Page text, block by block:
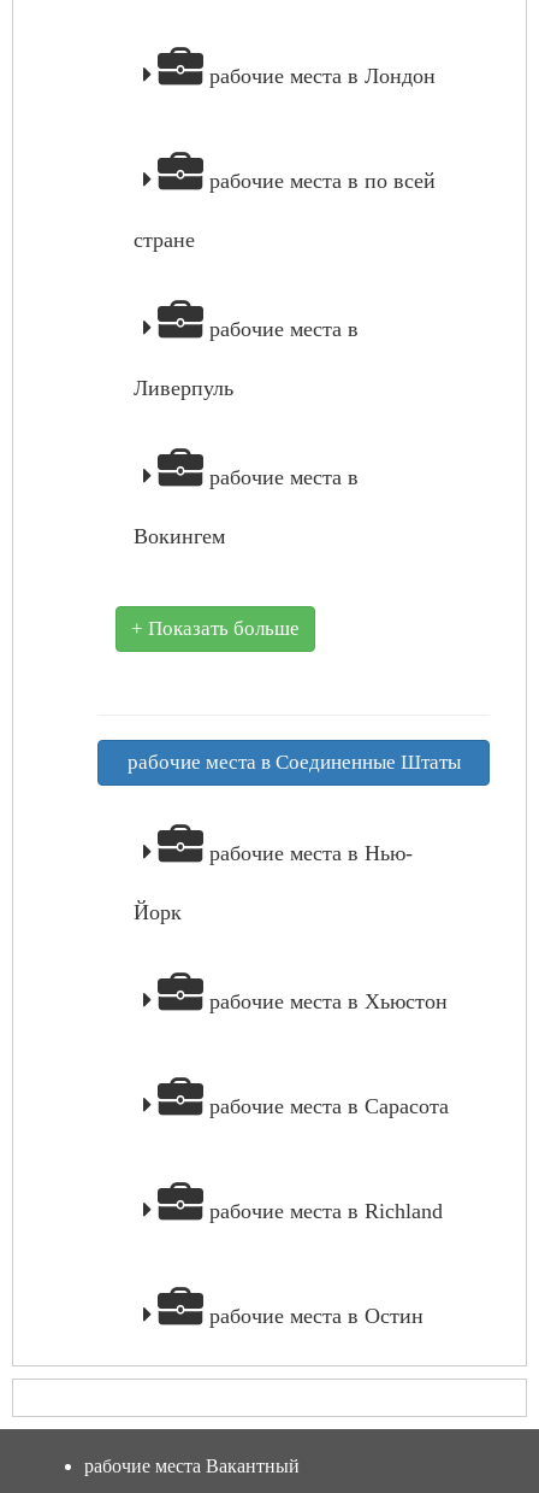
рабочие места в Лондон
рабочие места в по всей
стране
рабочие места в
Ливерпуль
рабочие места в
Вокингем
+ Показать больше
рабочие места в Соединенные Штаты
рабочие места в Нью-
Йорк
рабочие места в Хьюстон
рабочие места в Сарасота
рабочие места в Richland
рабочие места в Остин
рабочие места Вакантный